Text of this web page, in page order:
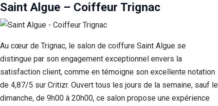
Saint Algue – Coiffeur Trignac
Au cœur de Trignac, le salon de coiffure Saint Algue se
distingue par son engagement exceptionnel envers la
satisfaction client, comme en témoigne son excellente notation
de 4,87/5 sur Critizr. Ouvert tous les jours de la semaine, sauf le
dimanche, de 9h00 à 20h00, ce salon propose une expérience